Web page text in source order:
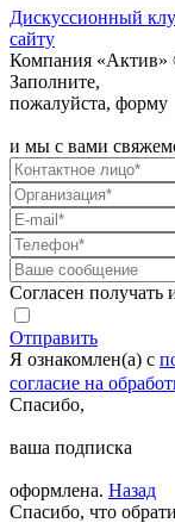
Дискуссионный
сайту
Компания «Актив»
Заполните,
пожалуйста, форму
и мы с вами
Согласен
Отправить
Я ознакомлен(а) с
согласие на
Спасибо,
ваша подписка
оформлена. Назад
Спасибо, что